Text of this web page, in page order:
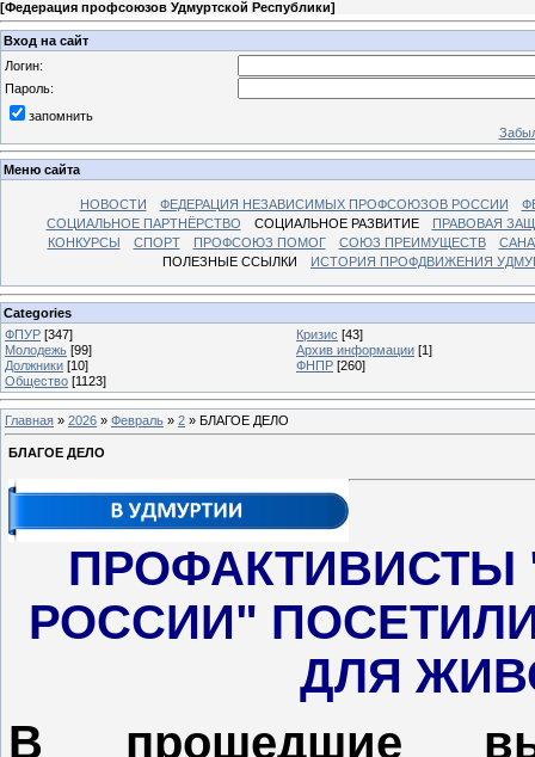
[Федерация профсоюзов Удмуртской Республики]
Вход на сайт
Логин:
Пароль:
запомнить
Меню сайта
НОВОСТИ ФЕДЕРАЦИЯ НЕЗАВИСИМЫХ ПРОФСОЮЗОВ РОССИИ
СОЦИАЛЬНОЕ ПАРТНЁРСТВО
СОЦИАЛЬНОЕ РАЗВИТИЕ
ПРАВОВАЯ
КОНКУРСЫ
СПОРТ ПРОФСОЮЗ ПОМОГ СОЮЗ ПРЕИМУЩЕСТВ
ПОЛЕЗНЫЕ ССЫЛКИ
ИСТОРИЯ ПРОФДВИЖЕНИЯ
Categories
ФПУР [347] Кризис [43]
Молодежь [99] Архив информации [1]
Должники [10] ФНПР [260]
Общество [1123]
Главная » 2026 » Февраль » 2 » БЛАГОЕ ДЕЛО
БЛАГОЕ ДЕЛО
ПРОФАКТИВИСТЫ
РОССИИ"
ДЛЯ
В прошедшие